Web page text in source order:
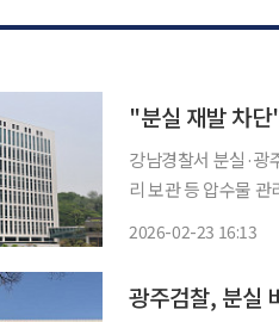
"분실 재발 차
강남경찰서 분실·광
리 보관 등 압수물 관
2026-02-23 16:13
광주검찰, 분실